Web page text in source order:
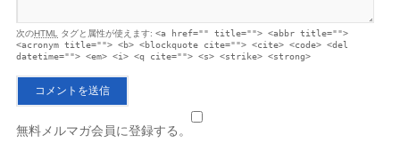
次のHTML タグと属性が使えます:<a href="" title=""> <abbr title="">
<acronym title=""> <b> <blockquote cite=""> <cite> <code> <del
datetime=""> <em> <i> <q cite=""> <s> <strike> <strong>
無料メルマガ会員に登録する。